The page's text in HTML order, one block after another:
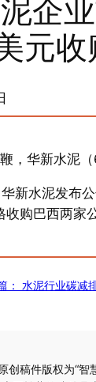
企
元
，华新水泥
新水泥发布
收购巴西两家
： 水泥行业碳减
创稿件版权为“智